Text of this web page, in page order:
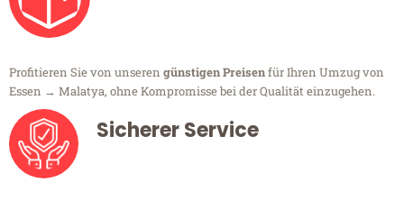
Profitieren Sie von unseren günstigen Preisenfür Ihren Umzug von
Essen → Malatya, ohne Kompromisse bei der Qualität einzugehen.
Sicherer Service